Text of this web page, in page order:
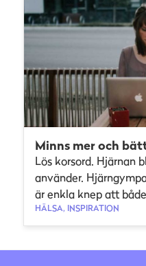
Minns mer och
Lös korsord. Hjärnan
använder.
är enkla knep att
HÄLSA, INSPIRATION